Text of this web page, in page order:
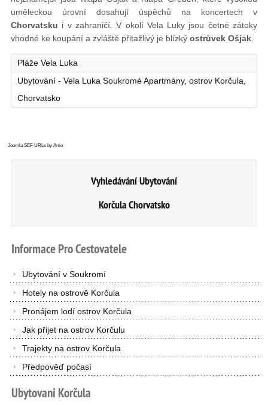
uměleckou úrovní dosahují úspěchů na koncertech v
Chorvatsku i v zahraničí. V okolí Vela Luky jsou četné zátoky
vhodné ke koupání a zvláště přitažlivý je blízký ostrůvek Ošjak.
Pláže Vela Luka
Ubytování - Vela Luka Soukromé Apartmány, ostrov Korčula,
Chorvatsko
Joomla SEF URLs by Artio
Vyhledávání Ubytování
Korčula Chorvatsko
InformaceProCestovatele
Ubytování v Soukromí
Hotely na ostrově Korčula
Pronájem lodí ostrov Korčula
Jak přijet na ostrov Korčulu
Trajekty na ostrov Korčula
Předpověď počasí
Ubytovani Korčula